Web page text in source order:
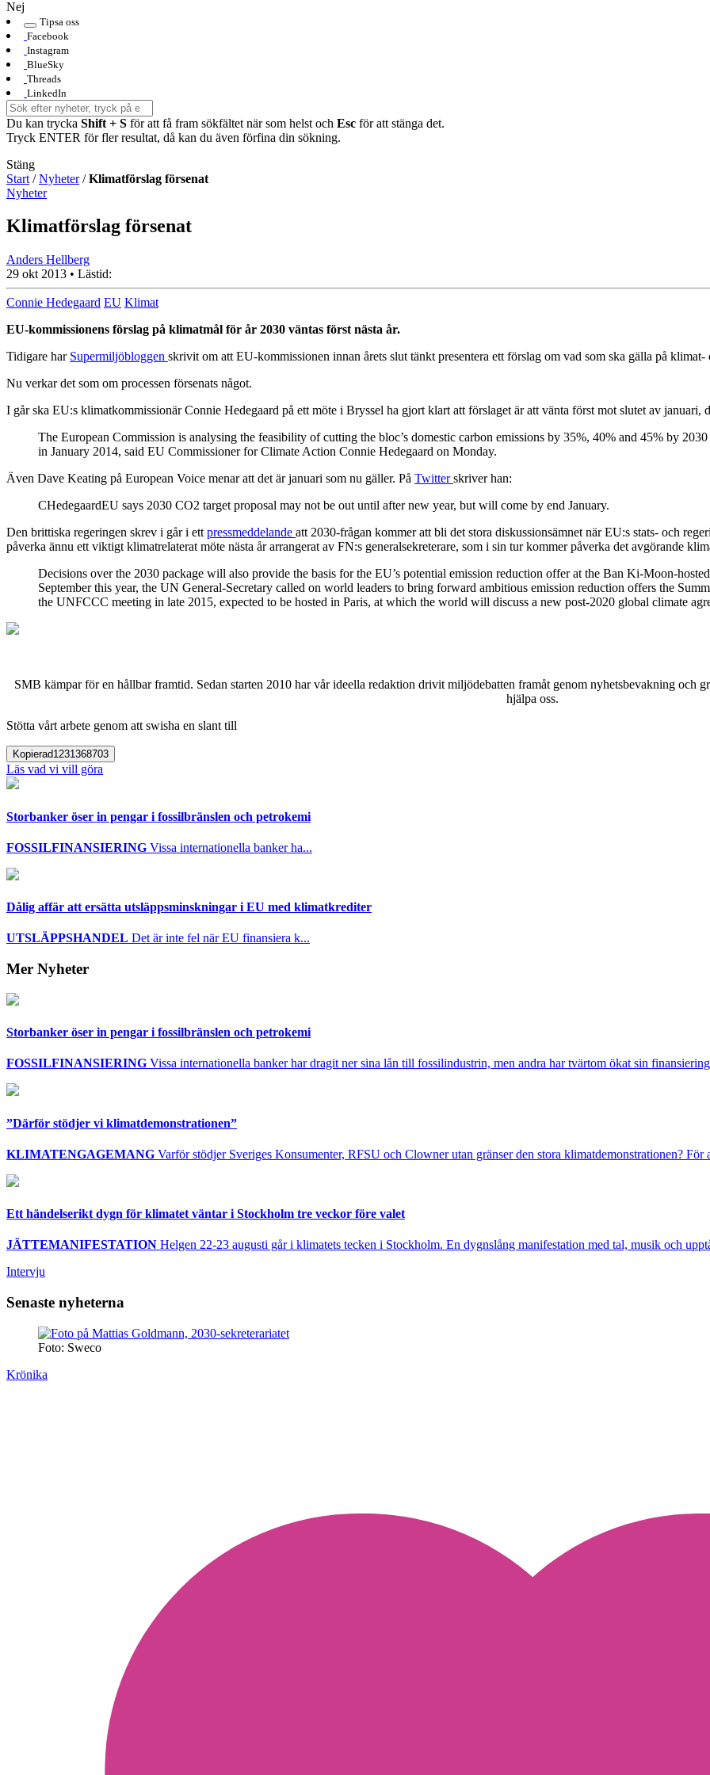
Nej
Tipsa oss
Facebook
Instagram
BlueSky
Threads
LinkedIn
Du kan trycka Shift + S för att få fram sökfältet när som helst och Esc för att stänga det.
Tryck ENTER för fler resultat, då kan du även förfina din sökning.
Stäng
Start /Nyheter/Klimatförslag försenat
Nyheter
Klimatförslag försenat
Anders Hellberg
29 okt 2013 • Lästid:
Connie Hedegaard EU Klimat
EU-kommissionens förslag på klimatmål för år 2030 väntas först nästa år.
Tidigare har Supermiljöbloggen skrivit om att EU-kommissionen innan årets slut tänkt presentera ett förslag om vad som ska gälla på
Nu verkar det som om processen försenats något.
I går ska EU:s klimatkommissionär Connie Hedegaard på ett möte i Bryssel ha gjort klart att förslaget är att vänta först mot slutet av januari,
The European Commission is analysing the feasibility of cutting the bloc’s domestic carbon emissions by 35%, 40% and 45% by
in January 2014, said EU Commissioner for Climate Action Connie Hedegaard on Monday.
Även Dave Keating på European Voice menar att det är januari som nu gäller. På Twitterskriver han:
CHedegaardEU says 2030 CO2 target proposal may not be out until after new year, but will come by end January.
Den brittiska regeringen skrev i går i ett pressmeddelande att 2030-frågan kommer att bli det stora diskussionsämnet när EU:s stats- och
påverka ännu ett viktigt klimatrelaterat möte nästa år arrangerat av FN:s generalsekreterare, som i sin tur kommer påverka det avgörande
Decisions over the 2030 package will also provide the basis for the EU’s potential emission reduction offer at the Ban Ki-Moon-
September this year, the UN General-Secretary called on world leaders to bring forward ambitious emission reduction offers the
the UNFCCC meeting in late 2015, expected to be hosted in Paris, at which the world will discuss a new post-2020 global climate
SMB kämpar för en hållbar framtid. Sedan starten 2010 har vår ideella redaktion drivit miljödebatten framåt genom nyhetsbevakning och
hjälpa oss.
Stötta vårt arbete genom att swisha en slant till
Kopierad1231368703
Läs vad vi vill göra
Storbanker öser in pengar i fossilbränslen och petrokemi
FOSSILFINANSIERING Vissa internationella banker ha...
Dålig affär att ersätta utsläppsminskningar i EU med klimatkrediter
UTSLÄPPSHANDEL Det är inte fel när EU finansiera k...
Mer Nyheter
Storbanker öser in pengar i fossilbränslen och petrokemi
FOSSILFINANSIERING Vissa internationella banker har dragit ner sina lån till fossilindustrin, men andra har tvärtom ökat sin
”Därför stödjer vi klimatdemonstrationen”
KLIMATENGAGEMANG Varför stödjer Sveriges Konsumenter, RFSU och Clowner utan gränser den stora klimatdemonstrationen? För
Ett händelserikt dygn för klimatet väntar i Stockholm tre veckor före valet
JÄTTEMANIFESTATION Helgen 22-23 augusti går i klimatets tecken i Stockholm. En dygnslång manifestation med tal, musik och
Intervju
Senaste nyheterna
Foto: Sweco
Krönika